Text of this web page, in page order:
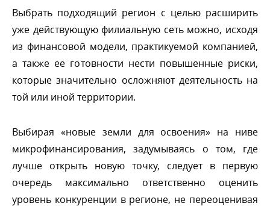
ыбрать подходящий регион с целью расширить
уже действующую филиальную сеть можно, исходя
из финансовой модели, практикуемой компанией,
а также ее готовности нести повышенные риски,
которые значительно осложняют деятельность на
той или иной территории.
ыбирая «новые земли для освоения» на ниве
микрофинансирования, задумываясь о том, где
лучше открыть новую точку, следует в первую
очередь максимально ответственно оценить
уровень конкуренции в регионе, не переоценивая